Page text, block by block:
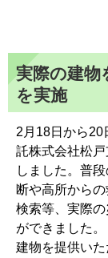
実際の建物
を実施
2月18日から20
託株式会社松
しました。普
断や高所から
検索等、実際
ができました。
建物を提供い